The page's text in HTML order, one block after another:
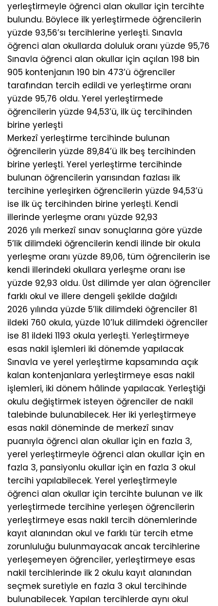
yerleştirmeyle öğrenci alan okullar için tercihte
bulundu. Böylece ilk yerleştirmede öğrencilerin
yüzde 93,56’sı tercihlerine yerleşti. Sınavla
öğrenci alan okullarda doluluk oranı yüzde 95,76
Sınavla öğrenci alan okullar için açılan 198 bin
905 kontenjanın 190 bin 473’ü öğrenciler
tarafından tercih edildi ve yerleştirme oranı
yüzde 95,76 oldu. Yerel yerleştirmede
öğrencilerin yüzde 94,53’ü, ilk üç tercihinden
birine yerleşti
Merkezî yerleştirme tercihinde bulunan
öğrencilerin yüzde 89,84’ü ilk beş tercihinden
birine yerleşti. Yerel yerleştirme tercihinde
bulunan öğrencilerin yarısından fazlası ilk
tercihine yerleşirken öğrencilerin yüzde 94,53’ü
ise ilk üç tercihinden birine yerleşti. Kendi
illerinde yerleşme oranı yüzde 92,93
2026 yılı merkezî sınav sonuçlarına göre yüzde
5’lik dilimdeki öğrencilerin kendi ilinde bir okula
yerleşme oranı yüzde 89,06, tüm öğrencilerin ise
kendi illerindeki okullara yerleşme oranı ise
yüzde 92,93 oldu. Üst dilimde yer alan öğrenciler
farklı okul ve illere dengeli şekilde dağıldı
2026 yılında yüzde 5’lik dilimdeki öğrenciler 81
ildeki 760 okula, yüzde 10’luk dilimdeki öğrenciler
ise 81 ildeki 1193 okula yerleşti. Yerleştirmeye
esas nakil işlemleri iki dönemde yapılacak
Sınavla ve yerel yerleştirme kapsamında açık
kalan kontenjanlara yerleştirmeye esas nakil
işlemleri, iki dönem hâlinde yapılacak. Yerleştiği
okulu değiştirmek isteyen öğrenciler de nakil
talebinde bulunabilecek. Her iki yerleştirmeye
esas nakil döneminde de merkezî sınav
puanıyla öğrenci alan okullar için en fazla 3,
yerel yerleştirmeyle öğrenci alan okullar için en
fazla 3, pansiyonlu okullar için en fazla 3 okul
tercihi yapılabilecek. Yerel yerleştirmeyle
öğrenci alan okullar için tercihte bulunan ve ilk
yerleştirmede tercihine yerleşen öğrencilerin
yerleştirmeye esas nakil tercih dönemlerinde
kayıt alanından okul ve farklı tür tercih etme
zorunluluğu bulunmayacak ancak tercihlerine
yerleşemeyen öğrenciler, yerleştirmeye esas
nakil tercihlerinde ilk 2 okulu kayıt alanından
seçmek suretiyle en fazla 3 okul tercihinde
bulunabilecek. Yapılan tercihlerde aynı okul